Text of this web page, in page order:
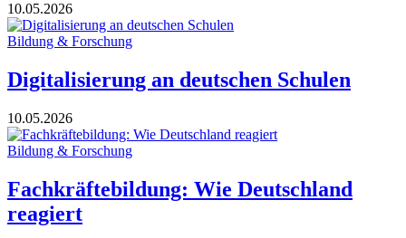
10.05.2026
Bildung & Forschung
Digitalisierung an deutschen Schulen
10.05.2026
Bildung & Forschung
Fachkräftebildung: Wie Deutschland
reagiert